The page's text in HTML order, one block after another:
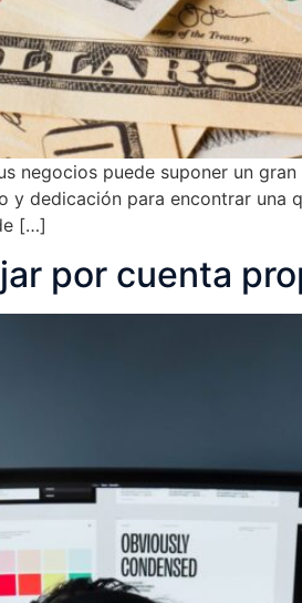
negocios puede suponer un
dedicación para encontrar una
[…]
por cuenta